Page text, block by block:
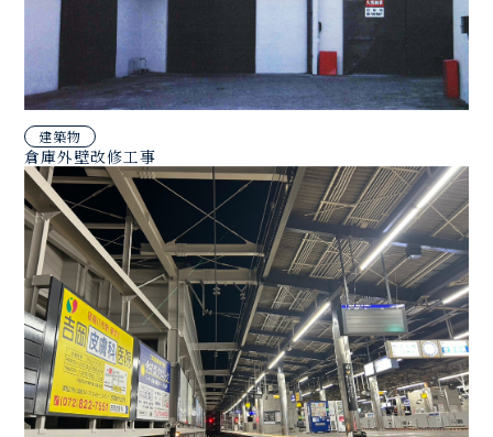
建築物
倉庫外壁改修工事